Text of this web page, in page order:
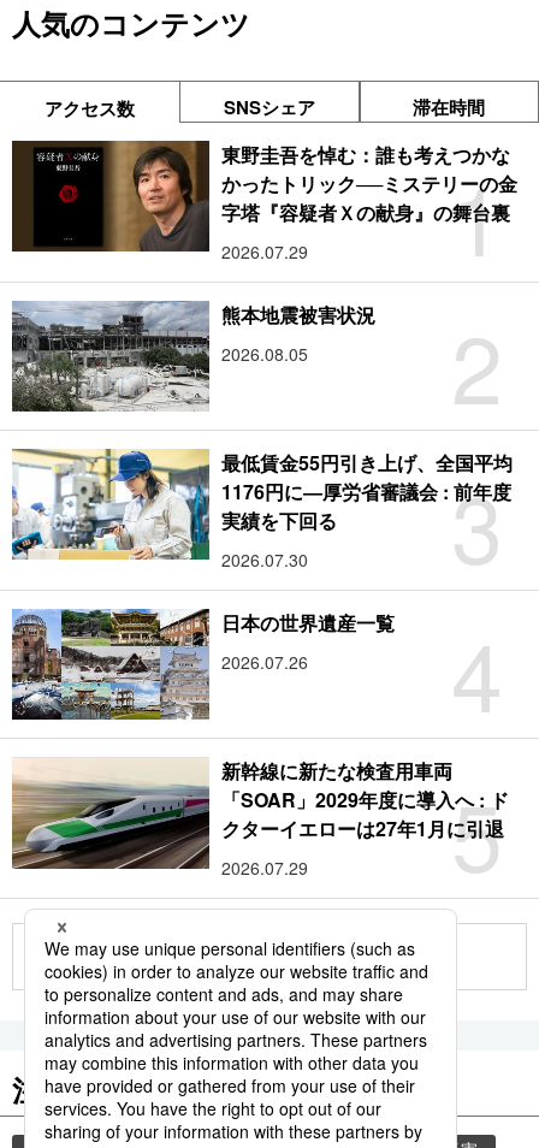
人気のコンテンツ
アクセス数 SNSシェア 滞在時間
1
東野圭吾を悼む：誰も考えつかな
かったトリック──ミステリーの金
字塔『容疑者Ｘの献身』の舞台裏
2026.07.29
2
熊本地震被害状況
2026.08.05
3
最低賃金55円引き上げ、全国平均
1176円に―厚労省審議会 : 前年度
実績を下回る
2026.07.30
4
日本の世界遺産一覧
2026.07.26
5
新幹線に新たな検査用車両
「SOAR」2029年度に導入へ : ド
クターイエローは27年1月に引退
2026.07.29
もっと見る
注目のキーワード